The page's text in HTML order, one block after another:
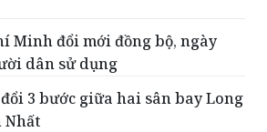
Minh đổi mới đồng bộ, ngày
dân sử dụng
3 bước giữa hai sân bay Long
Nhất